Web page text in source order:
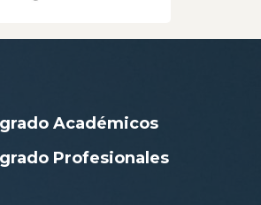
Académicos
Profesionales